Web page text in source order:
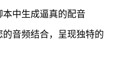
本中生成逼真的配音
音频结合，呈现独特的